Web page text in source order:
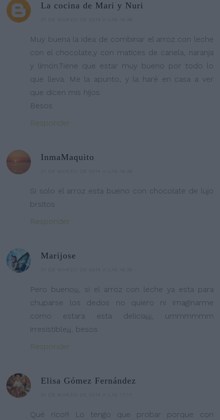
La cocina de Mari y Nuri
Muy buena la idea de combinar el arroz con leche
con el chocolate,y con matices de canela, naranja
y limón.Tiene que estar muy bueno por todo lo
que lleva. Me la apunto, y la haré en casa a ver
que dicen mis hijos.
Besos
Responder
InmaMaquito
Si solo el arroz esta bueno con chocolate de lujo
brsitos
Responder
Marijose
Pero bueno¡¡¡, si el arroz con leche ya esta para
chuparse los dedos no quiero ni imaginarme
como estara esta delicia¡¡¡¡, ummmmmm
irresistible¡¡¡, besos
Responder
Elisa Gómez Fernández
Qué rico!!! Lo tengo que probar porque con